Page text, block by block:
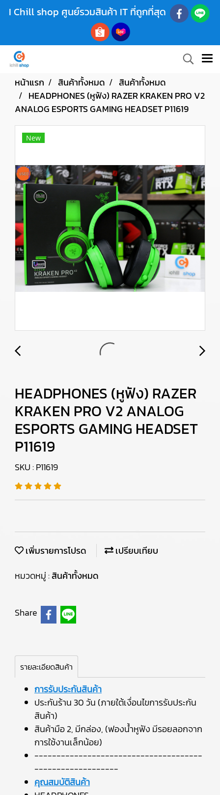
I Chill shop ศูนย์รวมสินค้า IT ที่ถูกที่สุด
หน้าแรก สินค้าทั้งหมด
สินค้าทั้งหมด
HEADPHONES (หูฟัง) RAZER KRAKEN PRO V2
ANALOG ESPORTS GAMING HEADSET P11619
New
HEADPHONES (หูฟัง) RAZER
KRAKEN PRO V2 ANALOG
ESPORTS GAMING HEADSET
P11619
SKU : P11619
เพิ่มรายการโปรด
เปรียบเทียบ
หมวดหมู่ :สินค้าทั้งหมด
Share
รายละเอียดสินค้า
การรับประกันสินค้า
ประกันร้าน 30 วัน (ภายใต้เงื่อนไขการรับประกัน
สินค้า)
สินค้ามือ 2, มีกล่อง, (ฟองน้ำหูฟัง มีรอยลอกจาก
การใช้งานเล็กน้อย)
--------------------------------------
-------------------
คุณสมบัติสินค้า